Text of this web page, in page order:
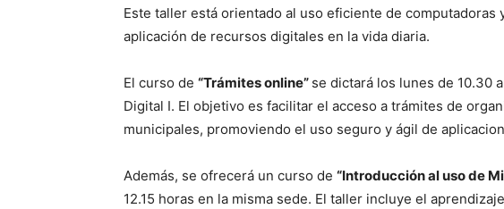
Este taller está orientado al uso eficiente de
aplicación de recursos digitales en la vida diaria.
El curso de “Trámites online” se dictará los lunes de 10.30
Digital I. El objetivo es facilitar el acceso a trámites de
municipales, promoviendo el uso seguro y ágil de
Además, se ofrecerá un curso de “Introducción al uso de
12.15 horas en la misma sede. El taller incluye el